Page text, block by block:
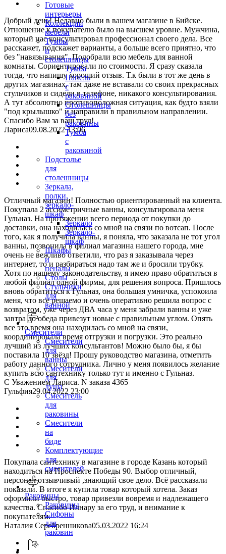
Готовые
интерьеры
Коллекции
мебели
Тумбы
и
столешницы
Тумба
Панель
с
раковиной
Столешницы
без
раковины
Тумба
с
раковиной
Подстолье
для
столешницы
Зеркала,
полки,
зеркало-
шкаф
Зеркало
Зеркало-
шкаф
Шкафы
и
пеналы
Столы
Стульчики
для
ванной
Смесители
Смесители
для
ванны
Смесители
для
душа
Смеситель
для
раковины
Смесители
на
биде
Комплектующие
для
смесителей
Раковины
Раковины
Сифоны
для
раковин
Добрый день! Недавно были в вашем магазине в Бийске.
Отношение к покупателю было на высшем уровне. Мужчина,
который нас консультировал профессионал своего дела. Все
расскажет, подскажет варианты, а больше всего приятно, что
без "навязывания". Подобрали всю мебель для ванной
комнаты. Сориентировали по стоимости. Я сразу сказала
тогда, что напишу хороший отзыв. Т.к были в тот же день в
других магазинах, там даже не вставали со своих прекрасных
стульчиков и сидели в телефоне, никакого консультирования.
А тут абсолютно противоположная ситуация, как будто взяли
"под крылышко" и направили в правильном направлении.
Спасибо Вам за ваш труд!
Лариса09.08.2022 13:06
Отличный магазин! Полностью ориентированный на клиента.
Покупала 2 ассиметричные ванны, консультировала меня
Гульназ. На протяжении всего периода от покупки до
доставки, она находилась со мной на связи по вотсап. После
того, как я получила ванны, я поняла, что заказала не тот угол
ванны, позвонила в филиал магазина нашего города, мне
очень не вежливо ответили, что раз я заказывала через
интернет, то и разбираться надо там же и бросили трубку.
Хотя по нашему законодательству, я имею право обратиться в
любой филиал одной фирмы, для решения вопроса. Пришлось
вновь обратиться к Гульназ, она большая умничка, успокоила
меня, что все решаемо и очень оперативно решила вопрос с
возвратом, уже через ДВА часа у меня забрали ванны и уже
завтра до обеда привезут новые с правильным углом. Опять
все это время она находилась со мной на связи,
координировала время отгрузки и погрузки. Это реально
лучший из лучших консультантов! Можно было бы, я бы
поставила 10 звёзд! Прошу руководство магазина, отметить
работу данного сотрудника. Лично у меня появилось желание
купить всю сантехнику только тут и именно с Гульназ.
С Уважением Лариса. N заказа 4365
Гульфия29.04.2022 23:00
Покупала сантехнику в магазине в городе Казань который
находиться на Проспекте Победы 90. Выбор отличный,
персонал отзывчивый ,знающий свое дело. Всё рассказали
показали. В итоге я купила товар который хотела. Заказ
оформили быстро, товар привезли вовремя и надлежащего
качества. Спасибо Илнару за его труд, и внимание к
покупателям.
Наталия Серебренникова05.03.2022 16:24